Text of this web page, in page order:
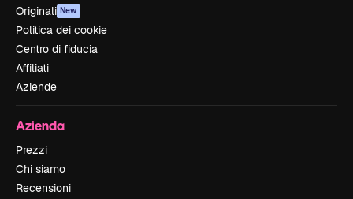
Originali New
Politica dei cookie
Centro di fiducia
Affiliati
Aziende
Azienda
Prezzi
Chi siamo
Recensioni